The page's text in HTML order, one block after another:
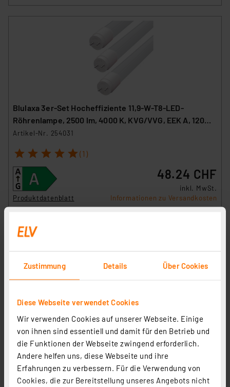
Zustimmung Details Über Cookies
Diese Webseite verwendet Cookies
Wir verwenden Cookies auf unserer Webseite. Einige
von ihnen sind essentiell und damit für den Betrieb und
die Funktionen der Webseite zwingend erforderlich.
Andere helfen uns, diese Webseite und ihre
Erfahrungen zu verbessern. Für die Verwendung von
Cookies, die zur Bereitstellung unseres Angebots nicht
Blulaxa 3er-Set Hocheffiziente 11,9-W-T8-LED-
Röhrenlampe, 2500 lm, 4000 K, KVG/VVG, EEK A, 120
cm
Artikel-Nr. 254031
1 2 3 4 5 (1)
Produktdatenblatt
48.24 CHF
inkl. MwSt.
Informationen zu Versandkosten
Müller Licht 3er-Set 16,5-W-T8-LED-Röhrenlampe, G13,
2000 lm, 3000 K, warmweiß, KVG/VVG, 120 cm
Artikel-Nr. 254035